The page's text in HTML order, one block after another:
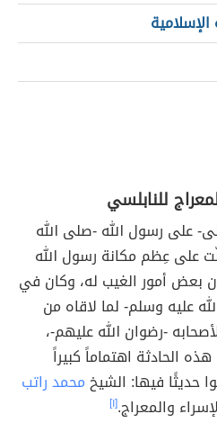
للنابلسي
على رسول الله -صلى الله
على عِظم مكانة رسول الله
بعض أمور الغيب له، وكان في
عليه وسلم- لما لاقاه من
-رضوان الله عليهم-،
الحادثة اهتماماً كبيراً
حديثًا فيها: الشيخمحمد راتب
والمعراج.[١]